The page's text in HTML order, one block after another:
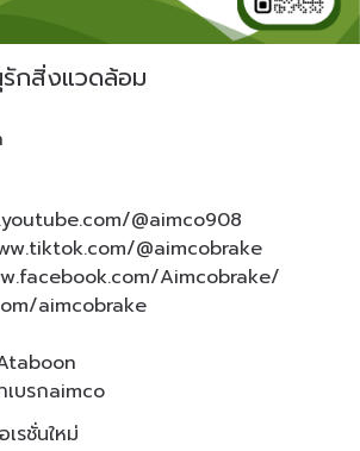
กสิ่งแวดล้อม
@aimco908
@aimcobrake
Aimcobrake/
aimcobrake
เบรกaimco
รชั่นใหม่